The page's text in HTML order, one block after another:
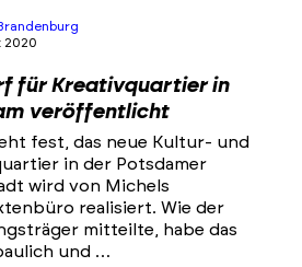
2020
für Kreativquartier in
veröffentlicht
fest, das neue Kultur- und
in der Potsdamer
wird von Michels
realisiert. Wie der
mitteilte, habe das
und …